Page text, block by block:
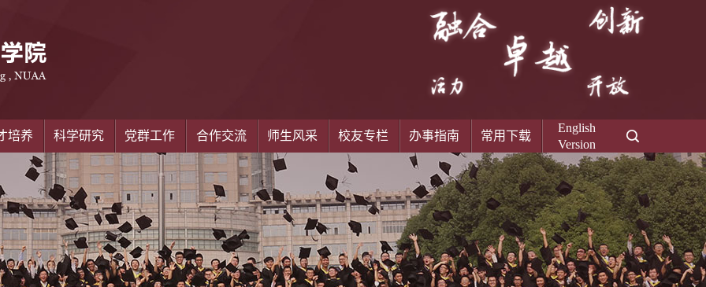
培养 科学研究 党群工作 合作交流 师生风采 校友专栏 办事指南 常用下载
English
Version